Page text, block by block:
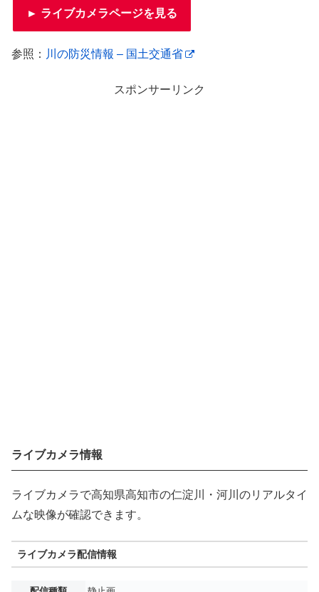
► ライブカメラページを見る
参照： 川の防災情報 – 国土交通省
スポンサーリンク
ライブカメラ情報
ライブカメラで高知県高知市の仁淀川・河川のリアルタイ
ムな映像が確認できます。
ライブカメラ配信情報